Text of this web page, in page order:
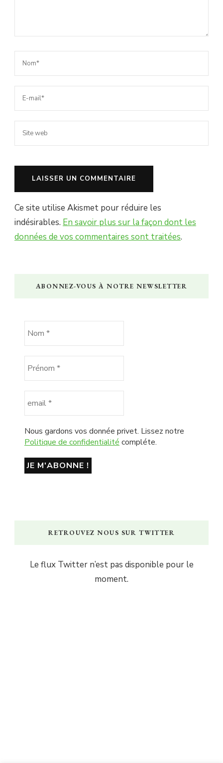
Ce site utilise Akismet pour réduire les
indésirables. En savoir plus sur la façon dont les
données de vos commentaires sont traitées.
ABONNEZ-VOUS À NOTRE NEWSLETTER
Nous gardons vos donnée privet. Lissez notre
Politique de confidentialité compléte.
RETROUVEZ NOUS SUR TWITTER
Le flux Twitter n’est pas disponible pour le
moment.